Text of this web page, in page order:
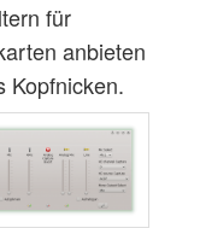
für
anbieten
Kopfnicken.